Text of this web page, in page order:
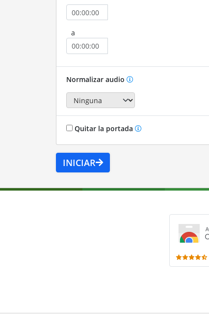
a
Normalizar audio
Quitar la portada
INICIAR